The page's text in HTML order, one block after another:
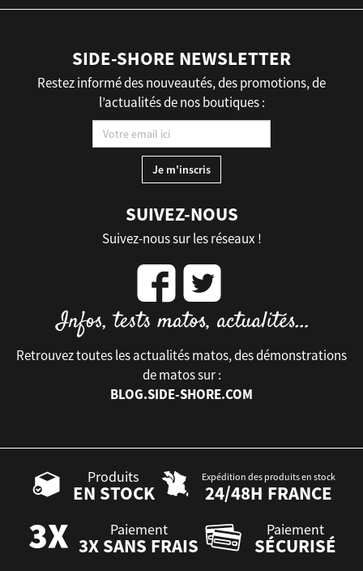
SIDE-SHORE NEWSLETTER
Restez informé des nouveautés, des promotions, de
l’actualités de nos boutiques :
SUIVEZ-NOUS
Suivez-nous sur les réseaux !
Retrouvez toutes les actualités matos, des démonstrations
de matos sur :
BLOG.SIDE-SHORE.COM
Produits
EN STOCK
Expédition des produits en stock
24/48H FRANCE
Paiement
3X SANS FRAIS
Paiement
SÉCURISÉ